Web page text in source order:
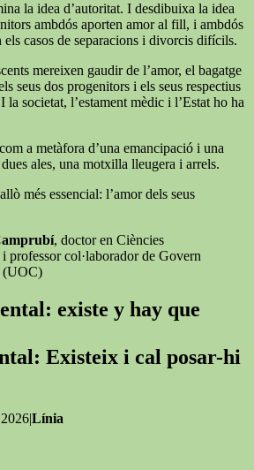
la idea d’autoritat. I desdibuixa la idea
ambdós aporten amor al fill, i ambdós
els casos de separacions i divorcis difícils.
mereixen gaudir de l’amor, el bagatge
seus dos progenitors i els seus respectius
la societat, l’estament mèdic i l’Estat ho ha
a metàfora d’una emancipació i una
ales, una motxilla lleugera i arrels.
més essencial: l’amor dels seus
, doctor en Ciències
col·laborador de Govern
(UOC)
existe y hay que
Existeix i cal posar-hi
Línia